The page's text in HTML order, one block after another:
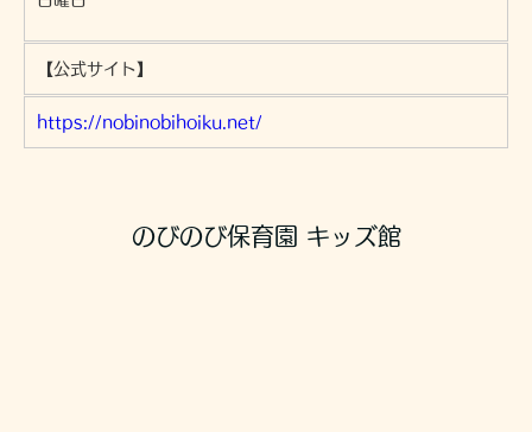
【公式サイト】
https://nobinobihoiku.net/
のびのび保育園 キッズ館